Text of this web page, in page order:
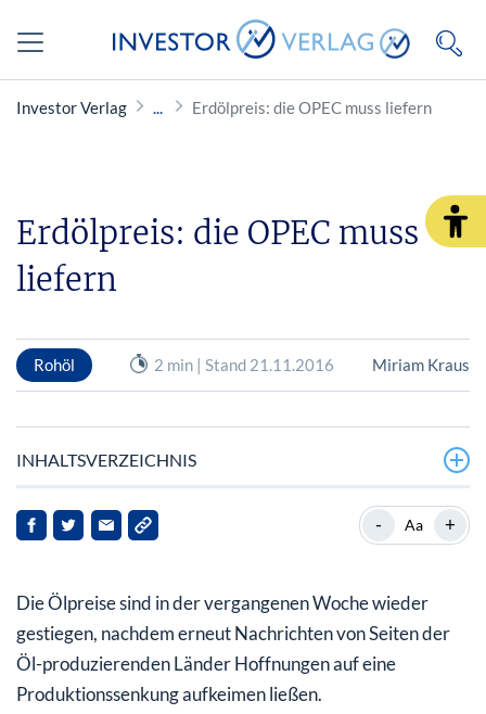
Investor Verlag Erdölpreis: die OPEC muss liefern
Erdölpreis: die OPEC muss
liefern
Rohöl 2 min | Stand 21.11.2016 Miriam Kraus
INHALTSVERZEICHNIS
Brent-Ölpreis in USD/Barrel in der letzten Woche
- Aa +
Die Ölpreise sind in der vergangenen Woche wieder
gestiegen, nachdem erneut Nachrichten von Seiten der
Öl-produzierenden Länder Hoffnungen auf eine
Produktionssenkung aufkeimen ließen.